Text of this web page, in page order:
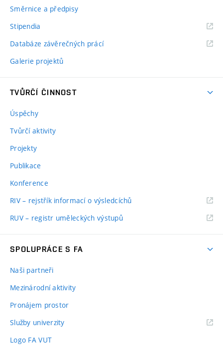
Směrnice a předpisy
Stipendia
Databáze závěrečných prácí
Galerie projektů
TVŮRČÍ ČINNOST
Úspěchy
Tvůrčí aktivity
Projekty
Publikace
Konference
RIV – rejstřík informací o výsledcíchů
RUV – registr uměleckých výstupů
SPOLUPRÁCE S FA
Naši partneři
Mezinárodní aktivity
Pronájem prostor
Služby univerzity
Logo FA VUT